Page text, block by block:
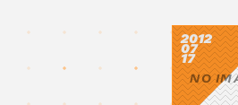
NO
2012
07
17